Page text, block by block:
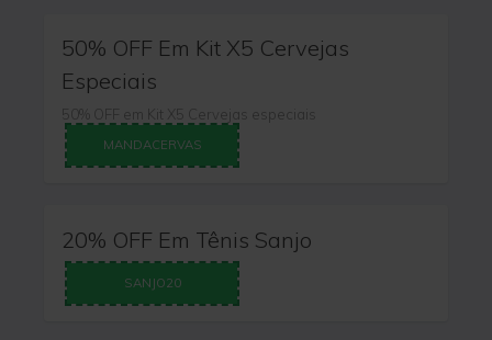
50% OFF Em Kit X5 Cervejas
Especiais
50% OFF em Kit X5 Cervejas especiais
MANDACERVAS
20% OFF Em Tênis Sanjo
SANJO20